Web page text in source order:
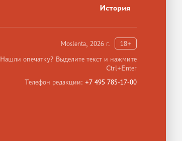
История
Moslenta, 2026 г.
18+
Нашли опечатку? Выделите текст и нажмите
Ctrl+Enter
Телефон редакции: +7 495 785-17-00